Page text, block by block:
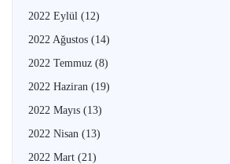
2022 Eylül (12)
2022 Ağustos (14)
2022 Temmuz (8)
2022 Haziran (19)
2022 Mayıs (13)
2022 Nisan (13)
2022 Mart (21)